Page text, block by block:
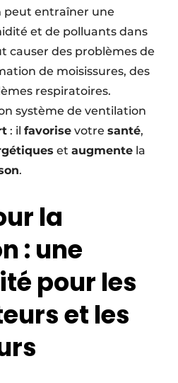
peut entraîner une
et de polluants dans
causer des problèmes de
de moisissures, des
respiratoires.
système de ventilation
: il favorise votre santé,
et augmente la
.
la
: une
pour les
et les